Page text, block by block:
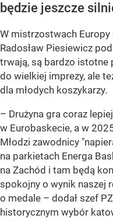
będzie jeszcze
W mistrzostwach Europy
Radosław Piesiewicz
trwają, są bardzo
do wielkiej imprezy, ale
dla młodych koszykarzy.
– Drużyna gra coraz
w Eurobaskecie, a w
Młodzi zawodnicy
na parkietach Energa
na Zachód i tam będą
spokojny o wynik naszej
o medale – dodał szef
historycznym wybór